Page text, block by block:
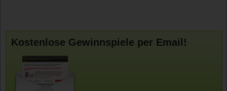
Kostenlose Gewinnspiele per Email!